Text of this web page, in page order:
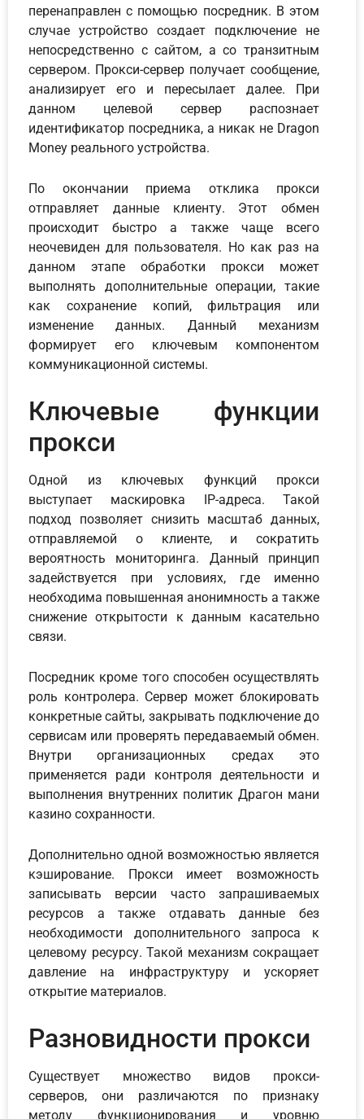
перенаправлен с помощью посредник. В этом
случае устройство создает подключение не
непосредственно с сайтом, а со транзитным
сервером. Прокси-сервер получает сообщение,
анализирует его и пересылает далее. При
данном целевой сервер распознает
идентификатор посредника, а никак не Dragon
Money реального устройства.
По окончании приема отклика прокси
отправляет данные клиенту. Этот обмен
происходит быстро а также чаще всего
неочевиден для пользователя. Но как раз на
данном этапе обработки прокси может
выполнять дополнительные операции, такие
как сохранение копий, фильтрация или
изменение данных. Данный механизм
формирует его ключевым компонентом
коммуникационной системы.
Ключевые функции
прокси
Одной из ключевых функций прокси
выступает маскировка IP-адреса. Такой
подход позволяет снизить масштаб данных,
отправляемой о клиенте, и сократить
вероятность мониторинга. Данный принцип
задействуется при условиях, где именно
необходима повышенная анонимность а также
снижение открытости к данным касательно
связи.
Посредник кроме того способен осуществлять
роль контролера. Сервер может блокировать
конкретные сайты, закрывать подключение до
сервисам или проверять передаваемый обмен.
Внутри организационных средах это
применяется ради контроля деятельности и
выполнения внутренних политик Драгон мани
казино сохранности.
Дополнительно одной возможностью является
кэширование. Прокси имеет возможность
записывать версии часто запрашиваемых
ресурсов а также отдавать данные без
необходимости дополнительного запроса к
целевому ресурсу. Такой механизм сокращает
давление на инфраструктуру и ускоряет
открытие материалов.
Разновидности прокси
Существует множество видов прокси-
серверов, они различаются по признаку
методу функционирования и уровню